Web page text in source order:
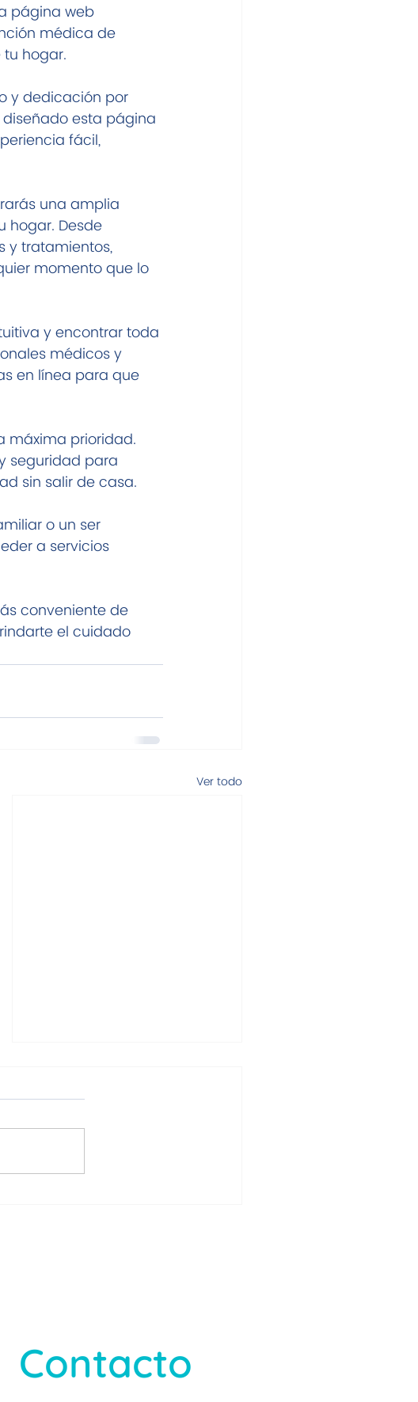
página web
médica de
hogar.
y dedicación por
esta página
fácil,
una amplia
hogar. Desde
y tratamientos,
momento que lo
y encontrar toda
médicos y
en línea para que
máxima prioridad.
seguridad para
sin salir de casa.
o un ser
a servicios
conveniente de
el cuidado
Ver todo
Contacto